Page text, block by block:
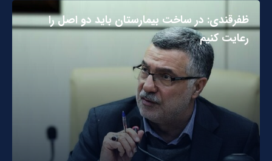
ظفرقندی: در ساخت بیمارستان باید دو اصل را
رعایت کنیم